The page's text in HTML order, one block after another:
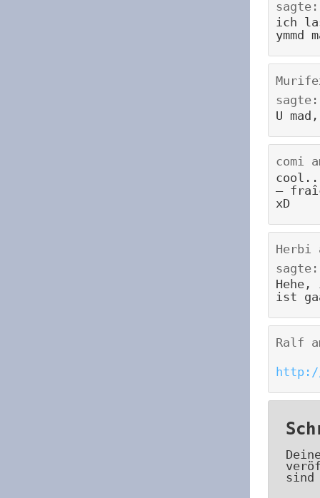
sagte:
ich
ymmd
sagte:
U
comi
cool..
–
xD
Herbi
sagte:
ist
Ralf